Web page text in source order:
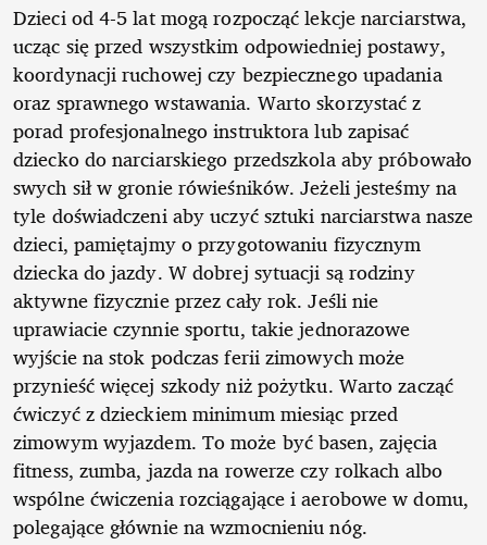
Dzieci od 4-5 lat mogą rozpocząć lekcje narciarstwa,
ucząc się przed wszystkim odpowiedniej postawy,
koordynacji ruchowej czy bezpiecznego upadania
oraz sprawnego wstawania. Warto skorzystać z
porad profesjonalnego instruktora lub zapisać
dziecko do narciarskiego przedszkola aby próbowało
swych sił w gronie rówieśników. Jeżeli jesteśmy na
tyle doświadczeni aby uczyć sztuki narciarstwa nasze
dzieci, pamiętajmy o przygotowaniu fizycznym
dziecka do jazdy. W dobrej sytuacji są rodziny
aktywne fizycznie przez cały rok. Jeśli nie
uprawiacie czynnie sportu, takie jednorazowe
wyjście na stok podczas ferii zimowych może
przynieść więcej szkody niż pożytku. Warto zacząć
ćwiczyć z dzieckiem minimum miesiąc przed
zimowym wyjazdem. To może być basen, zajęcia
fitness, zumba, jazda na rowerze czy rolkach albo
wspólne ćwiczenia rozciągające i aerobowe w domu,
polegające głównie na wzmocnieniu nóg.